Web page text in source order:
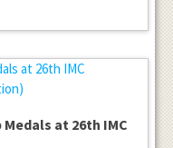
at 26th IMC